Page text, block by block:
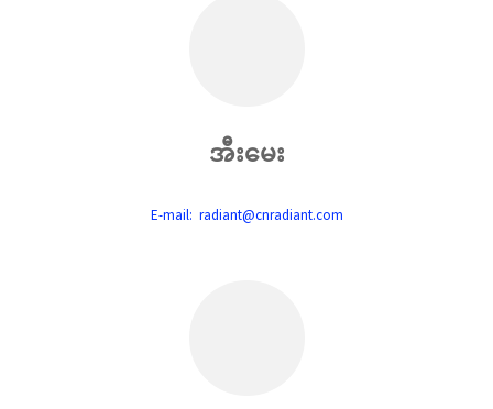
အီးမေး
E-mail: radiant@cnradiant.com